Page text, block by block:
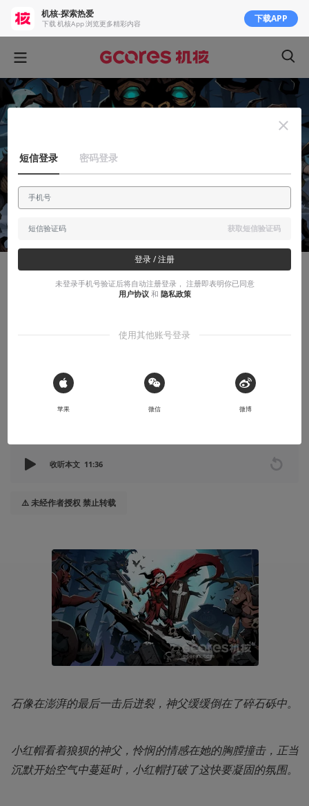
我带着问题去采访了出版方
瞬间思路
收听本文 11:36
⚠️ 未经作者授权 禁止转载
石像在澎湃的最后一击后迸裂，神父缓缓倒在了碎石砾中。
小红帽看着狼狈的神父，怜悯的情感在她的胸膛撞击，正当
沉默开始空气中蔓延时，小红帽打破了这快要凝固的氛围。
机核-探索热爱
下载 机核App 浏览更多精彩内容 下载APP
短信登录 密码登录
获取短信验证码
登录 / 注册
未登录手机号验证后将自动注册登录， 注册即表明你已同意
用户协议 和 隐私政策
使用其他账号登录
 Sign in with Apple
苹果 微信 微博